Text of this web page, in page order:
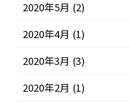
2020年5月 (2)
2020年4月 (1)
2020年3月 (3)
2020年2月 (1)